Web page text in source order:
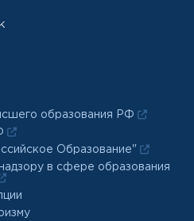
образования РФ
Образование"
в сфере образования